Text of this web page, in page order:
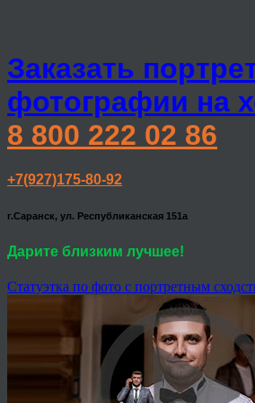
Заказать
фотографии на
8 800 222 02 86
+7(927)175-80-92
г.Саранск, ул. Республиканская 151а
Дарите близким лучшее!
Статуэтка по фото с портретным